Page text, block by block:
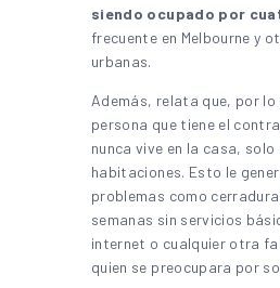
siendo ocupado por
frecuente en Melbourne y
urbanas.
Además, relata que, por lo
persona que tiene el
nunca vive en la casa,
habitaciones. Esto le
problemas como
semanas sin servicios
internet o cualquier otra
quien se preocupara por